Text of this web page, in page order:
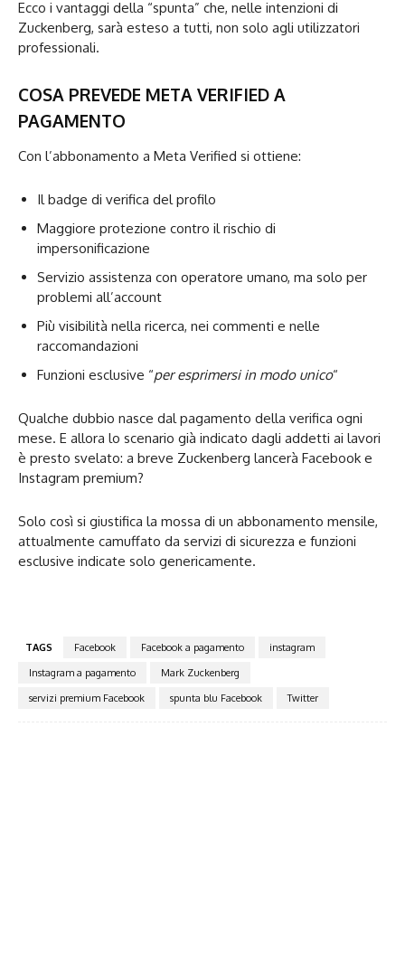
Ecco i vantaggi della “spunta” che, nelle intenzioni di
Zuckenberg, sarà esteso a tutti, non solo agli utilizzatori
professionali.
COSA PREVEDE META VERIFIED A
PAGAMENTO
Con l’abbonamento a Meta Verified si ottiene:
Il badge di verifica del profilo
Maggiore protezione contro il rischio di
impersonificazione
Servizio assistenza con operatore umano, ma solo per
problemi all’account
Più visibilità nella ricerca, nei commenti e nelle
raccomandazioni
Funzioni esclusive “per esprimersi in modo unico“
Qualche dubbio nasce dal pagamento della verifica ogni
mese. E allora lo scenario già indicato dagli addetti ai lavori
è presto svelato: a breve Zuckenberg lancerà Facebook e
Instagram premium?
Solo così si giustifica la mossa di un abbonamento mensile,
attualmente camuffato da servizi di sicurezza e funzioni
esclusive indicate solo genericamente.
TAGS Facebook Facebook a pagamento
instagram
Instagram a pagamento
Mark Zuckenberg
servizi premium Facebook
spunta blu Facebook Twitter